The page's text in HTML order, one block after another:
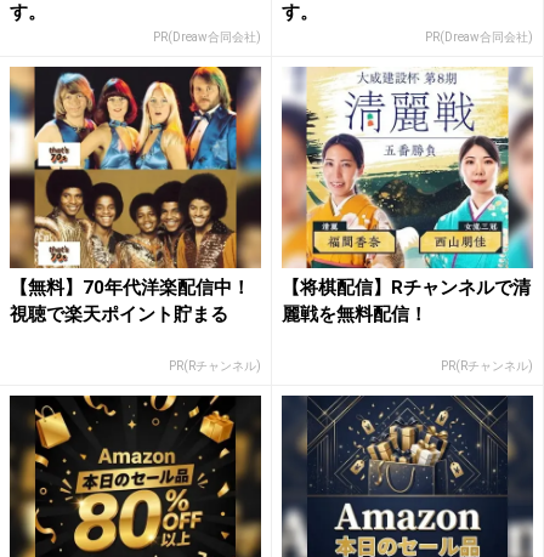
す。
PR(Dreaw合同会社)
す。
PR(Dreaw合同会社)
【無料】70年代洋楽配信中！
視聴で楽天ポイント貯まる
PR(Rチャンネル)
【将棋配信】Rチャンネルで清
麗戦を無料配信！
PR(Rチャンネル)